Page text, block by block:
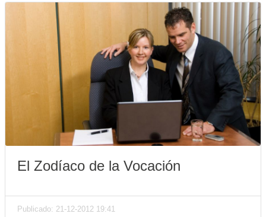
El Zodíaco de la Vocación
Publicado: 21-12-2012 19:41